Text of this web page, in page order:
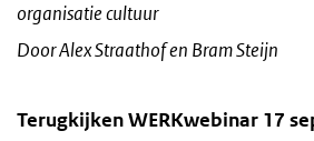
organisatie cultuur
Door Alex Straathof en Bram Steijn
Terugkijken WERKwebinar 17